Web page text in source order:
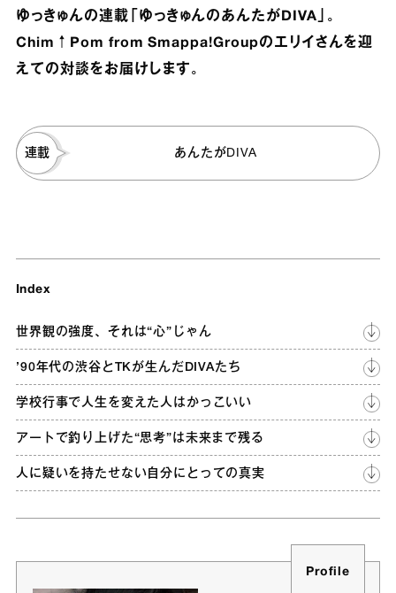
ゆっきゅんの連載「ゆっきゅんのあんたがDIVA」。
Chim↑Pom from Smappa!Groupのエリイさんを迎
えての対談をお届けします。
連載 あんたがDIVA
Index
世界観の強度、それは“心”じゃん
’90年代の渋谷とTKが生んだDIVAたち
学校行事で人生を変えた人はかっこいい
アートで釣り上げた“思考”は未来まで残る
人に疑いを持たせない自分にとっての真実
Profile